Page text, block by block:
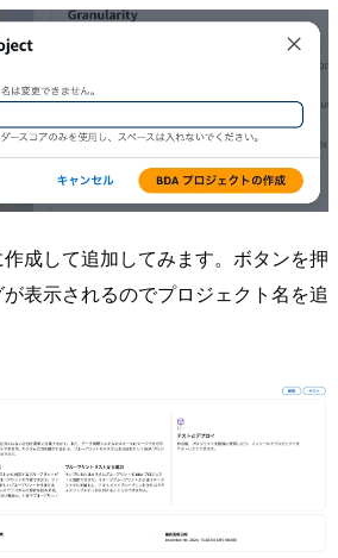
成して追加してみます。ボタンを押
表示されるのでプロジェクト名を追